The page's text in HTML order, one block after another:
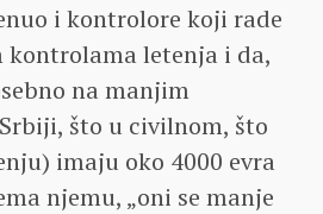
i kontrolore koji rade
kontrolama letenja i da,
na manjim
što u civilnom, što
imaju oko 4000 evra
njemu, „oni se manje